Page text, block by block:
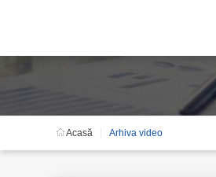
Acasă Arhiva video